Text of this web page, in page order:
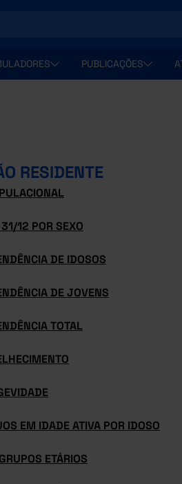
PUBLICAÇÕES
RESIDENTE
12 POR SEXO
DE IDOSOS
DE JOVENS
TOTAL
EM IDADE ATIVA POR IDOSO
ETÁRIOS